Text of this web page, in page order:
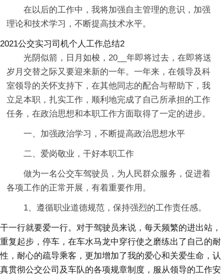
在以后的工作中，我将加强自主管理的意识，加强
理论和技术学习，不断提高技术水平。
2021公交实习司机个人工作总结2
光阴似箭，日月如梭，20__年即将过去，在即将送
岁月交替之际又要迎来新的一年。一年来，在领导及科
室领导的关怀支持下，在其他同志的配合与帮助下，我
立足本职，扎实工作，顺利地完成了自己所承担的工作
任务，在政治思想和本职工作方面取得了一定的进步。
一、加强政治学习，不断提高政治思想水平
二、爱岗敬业，干好本职工作
做为一名公交车驾驶员，为人民群众服务，促进着
各项工作的正常开展，有着重要作用。
1、遵循职业道德规范，保持强烈的工作责任感。
干一行就要爱一行。对于驾驶员来说，每天频繁的进出站，
重复起步，停车，在车水马龙中穿行使之磨练出了自己的耐
性，耐心的疏导乘客，更加增加了我的爱心和关爱生命，认
真贯彻公交公司及车队的各项规章制度，服从领导的工作安